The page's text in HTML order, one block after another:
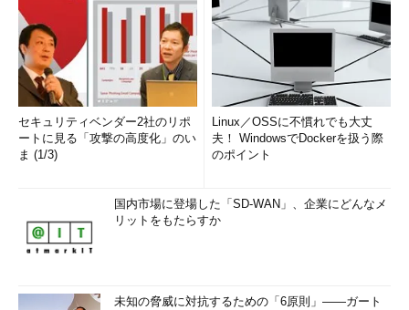
セキュリティベンダー2社のリポ
ートに見る「攻撃の高度化」のい
ま (1/3)
Linux／OSSに不慣れでも大丈
夫！ WindowsでDockerを扱う際
のポイント
国内市場に登場した「SD-WAN」、企業にどんなメ
リットをもたらすか
未知の脅威に対抗するための「6原則」――ガート